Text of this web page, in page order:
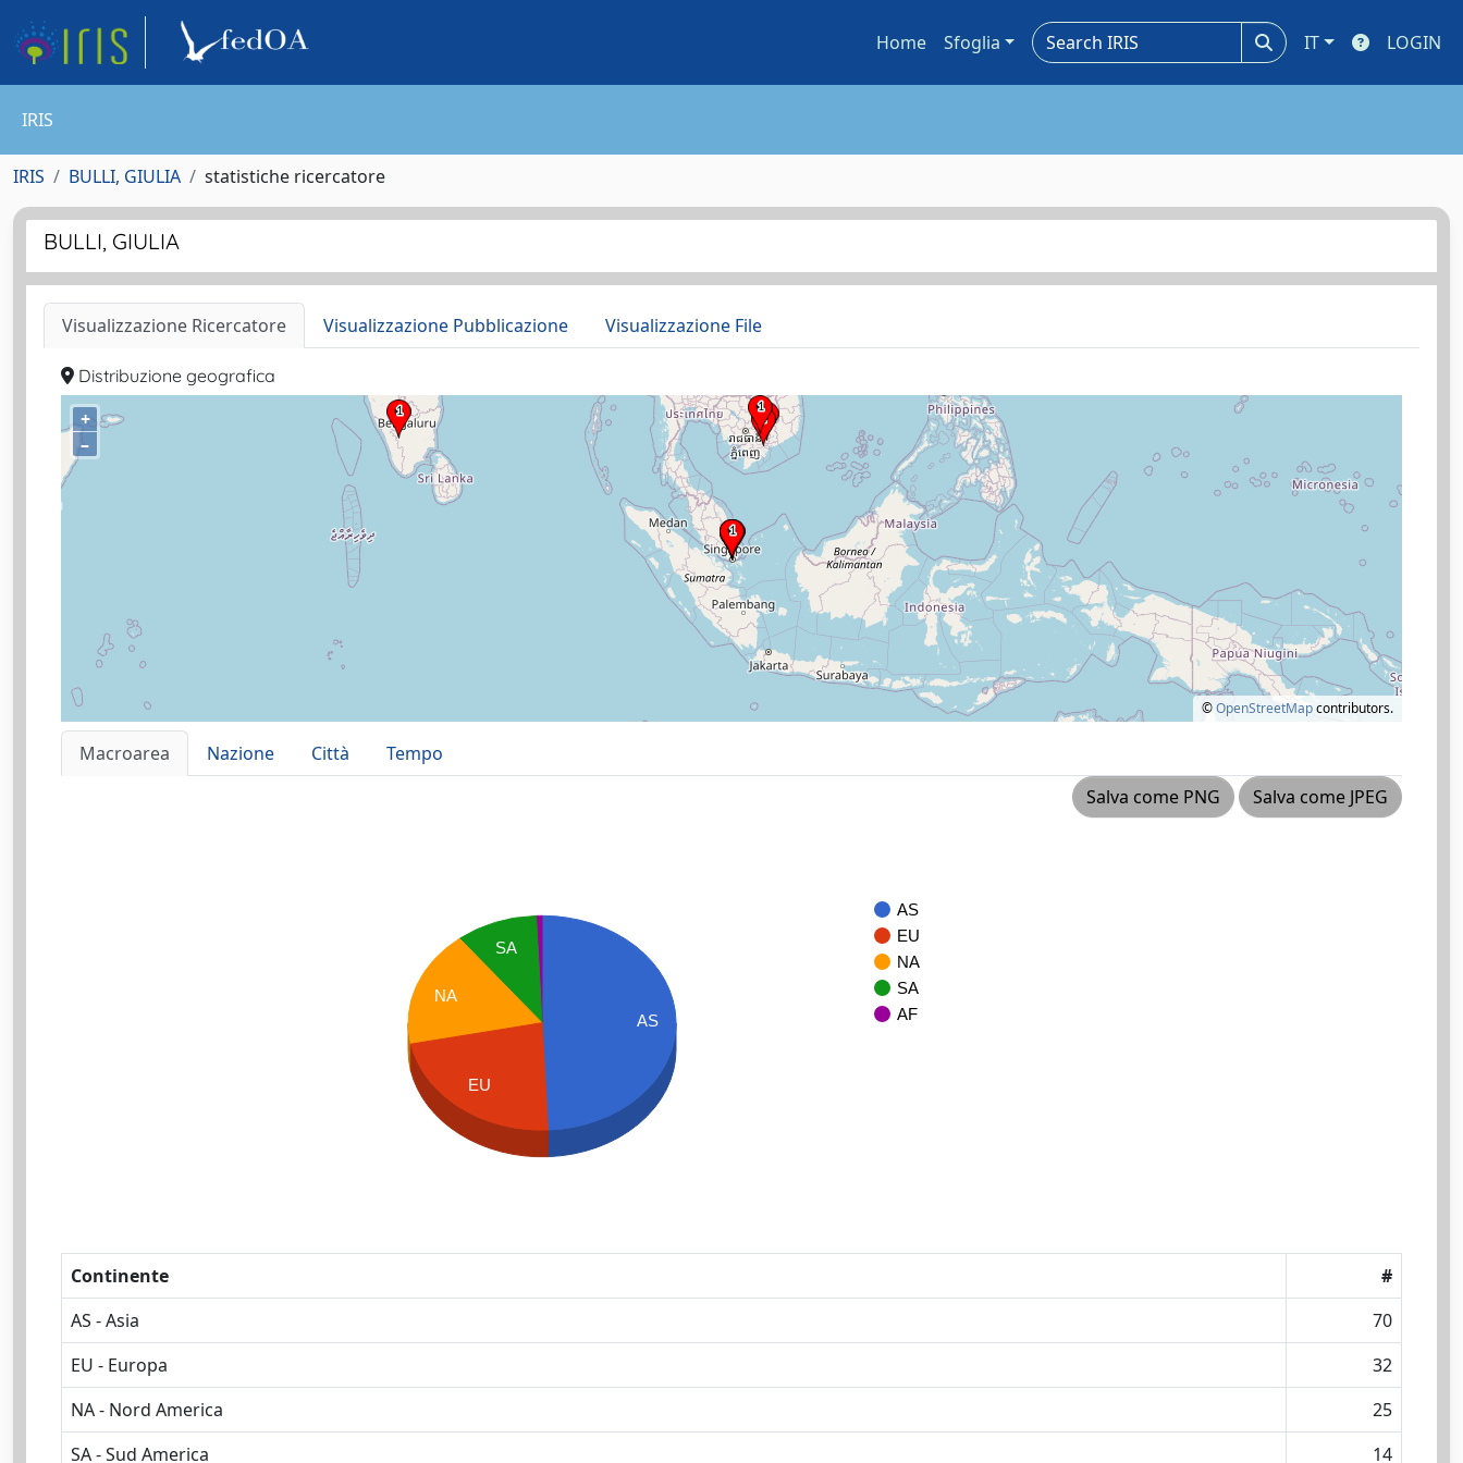
Home Sfoglia IT LOGIN
IRIS
IRIS BULLI, GIULIA statistiche ricercatore
BULLI, GIULIA
Visualizzazione Ricercatore Visualizzazione Pubblicazione Visualizzazione File
Distribuzione geografica
+
–
©OpenStreetMapcontributors.
Macroarea Nazione Città
Tempo
Salva come PNG
Salva come JPEG
AS
EU
NA
SA
AF
AS
SA
NA
EU
Continente
#
AS - Asia
70
EU - Europa
32
NA - Nord America
25
SA - Sud America
14